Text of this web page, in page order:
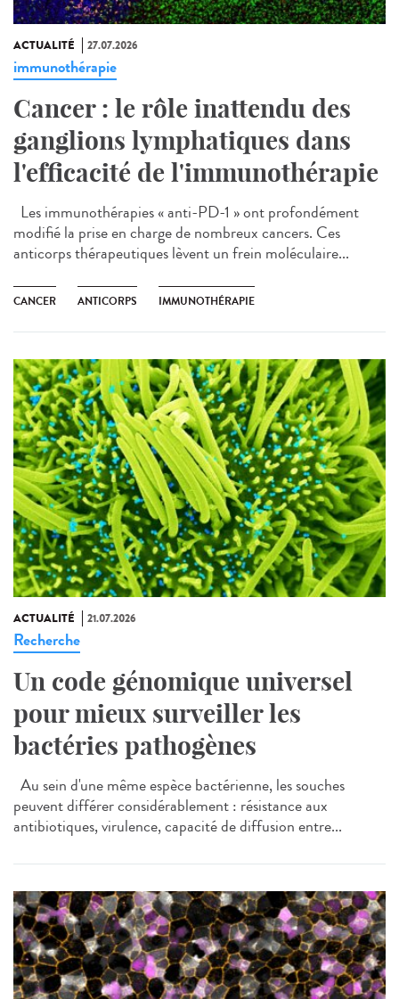
ACTUALITÉ 27.07.2026
immunothérapie
Cancer : le rôle inattendu des
ganglions lymphatiques dans
l'efficacité de l'immunothérapie
Les immunothérapies « anti-PD-1 » ont profondément
modifié la prise en charge de nombreux cancers. Ces
anticorps thérapeutiques lèvent un frein moléculaire...
CANCER ANTICORPS IMMUNOTHÉRAPIE
ACTUALITÉ 21.07.2026
Recherche
Un code génomique universel
pour mieux surveiller les
bactéries pathogènes
Au sein d'une même espèce bactérienne, les souches
peuvent différer considérablement : résistance aux
antibiotiques, virulence, capacité de diffusion entre...